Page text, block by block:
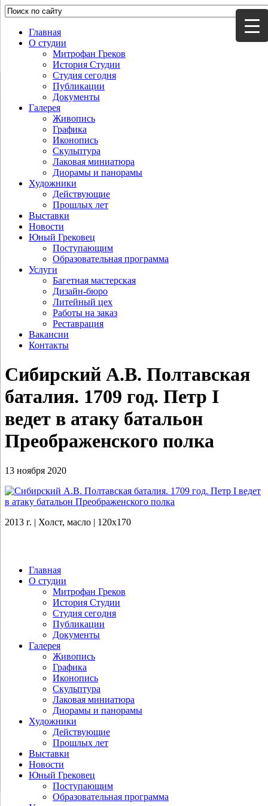
Главная
О студии
Митрофан Греков
История Студии
Студия сегодня
Публикации
Документы
Галерея
Живопись
Графика
Иконопись
Скульптура
Лаковая миниатюра
Диорамы и панорамы
Художники
Действующие
Прошлых лет
Выставки
Новости
Юный Грековец
Поступающим
Образовательная программа
Услуги
Багетная мастерская
Дизайн-бюро
Литейный цех
Работы на заказ
Реставрация
Вакансии
Контакты
Сибирский А.В. Полтавская
баталия. 1709 год. Петр I
ведет в атаку батальон
Преображенского полка
13 ноября 2020
2013 г. | Холст, масло | 120х170
Главная
О студии
Митрофан Греков
История Студии
Студия сегодня
Публикации
Документы
Галерея
Живопись
Графика
Иконопись
Скульптура
Лаковая миниатюра
Диорамы и панорамы
Художники
Действующие
Прошлых лет
Выставки
Новости
Юный Грековец
Поступающим
Образовательная программа